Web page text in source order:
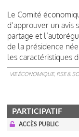
Le Comité
d’approuver un avis
partage et
de la présidence
les caractéristiques
VIE ÉCONOMIQUE, RSE &
PARTICIPATIF
ACCÈS PUBLIC